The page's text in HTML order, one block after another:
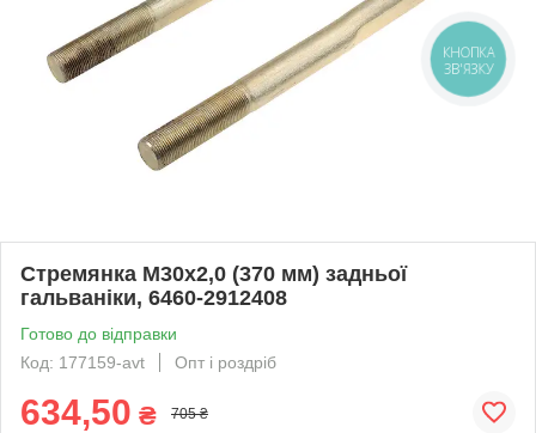
Стремянка М30х2,0 (370 мм) задньої
гальваніки, 6460-2912408
Готово до відправки
Код: 177159-avt
Опт і роздріб
634,50 ₴ 705 ₴
КНОПКА
ЗВ'ЯЗКУ